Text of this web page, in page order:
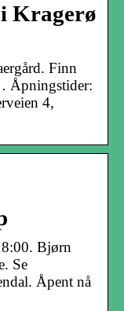
Kragerø
Finn
Åpningstider:
4,
Bjørn
Se
Åpent nå